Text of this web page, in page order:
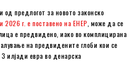
од предлогот за новото законско
2026 г. е поставено на ЕНЕР , може да се
е предвидено, иако во комплицирана
на предвидените глоби кои се
илјади евра во денарска